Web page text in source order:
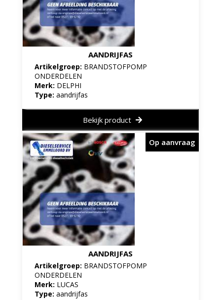
AANDRIJFAS
Artikelgroep: BRANDSTOFPOMP
ONDERDELEN
Merk: DELPHI
Type: aandrijfas
Bekijk product
AANDRIJFAS
Artikelgroep: BRANDSTOFPOMP
ONDERDELEN
Merk: LUCAS
Type: aandrijfas
Op aanvraag